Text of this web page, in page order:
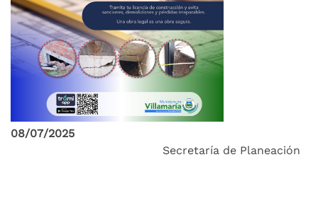
08/07/2025
Secretaría de Planeación